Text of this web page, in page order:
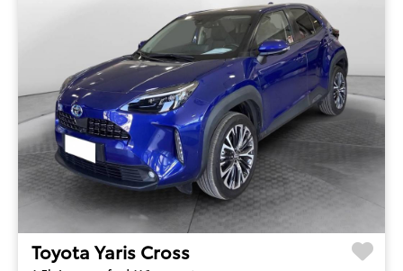
Toyota Yaris Cross